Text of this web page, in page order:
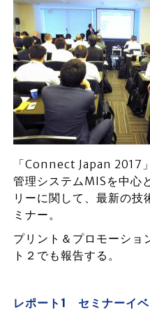
「Connect Japan 2017
管理システムMISを中心
リーに関して、最新の技
ミナー。
プリント＆プロモーショ
ト２でも報告する。
レポート1 セミナーイ